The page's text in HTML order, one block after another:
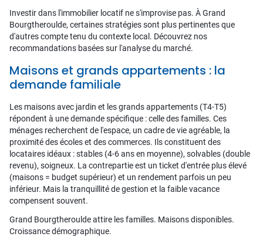
Investir dans l'immobilier locatif ne s'improvise pas. À Grand
Bourgtheroulde, certaines stratégies sont plus pertinentes que
d'autres compte tenu du contexte local. Découvrez nos
recommandations basées sur l'analyse du marché.
Maisons et grands appartements : la
demande familiale
Les maisons avec jardin et les grands appartements (T4-T5)
répondent à une demande spécifique : celle des familles. Ces
ménages recherchent de l'espace, un cadre de vie agréable, la
proximité des écoles et des commerces. Ils constituent des
locataires idéaux : stables (4-6 ans en moyenne), solvables (double
revenu), soigneux. La contrepartie est un ticket d'entrée plus élevé
(maisons = budget supérieur) et un rendement parfois un peu
inférieur. Mais la tranquillité de gestion et la faible vacance
compensent souvent.
Grand Bourgtheroulde attire les familles. Maisons disponibles.
Croissance démographique.